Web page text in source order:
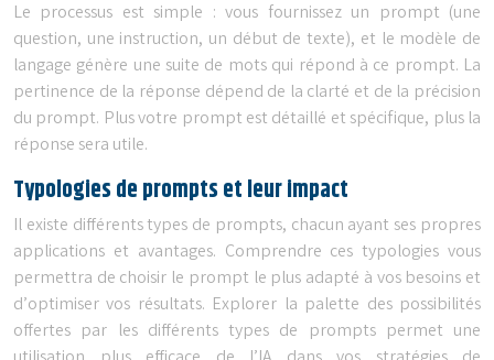
Le processus est simple : vous fournissez un prompt (une
question, une instruction, un début de texte), et le modèle de
langage génère une suite de mots qui répond à ce prompt. La
pertinence de la réponse dépend de la clarté et de la précision
du prompt. Plus votre prompt est détaillé et spécifique, plus la
réponse sera utile.
Typologies de prompts et leur impact
Il existe différents types de prompts, chacun ayant ses propres
applications et avantages. Comprendre ces typologies vous
permettra de choisir le prompt le plus adapté à vos besoins et
d’optimiser vos résultats. Explorer la palette des possibilités
offertes par les différents types de prompts permet une